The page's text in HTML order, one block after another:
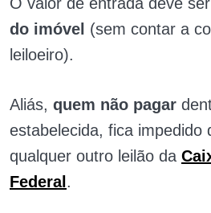
do imóvel (sem contar a
leiloeiro).
Aliás, quem não pagar
estabelecida, fica impedido
qualquer outro leilão da
Federal .